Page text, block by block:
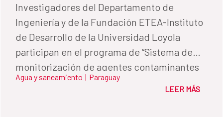
Investigadores del Departamento de
Ingeniería y de la Fundación ETEA-Instituto
de Desarrollo de la Universidad Loyola
participan en el programa de “Sistema de
monitorización de agentes contaminantes
en el lago Ypacaraí mediante el uso de
Agua y saneamiento | Paraguay
LEER MÁS